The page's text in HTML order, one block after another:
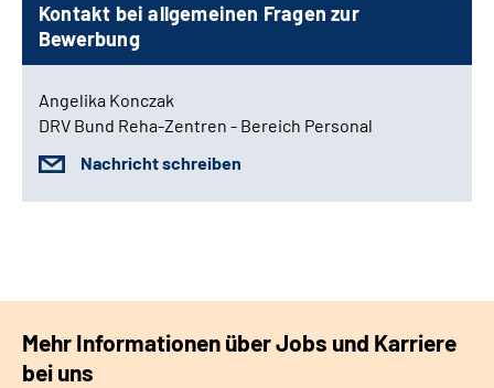
Kontakt bei allgemeinen Fragen zur
Bewerbung
Angelika Konczak
DRV Bund Reha-Zentren - Bereich Personal
Nachricht schreiben
Mehr Informationen über Jobs und Karriere
bei uns